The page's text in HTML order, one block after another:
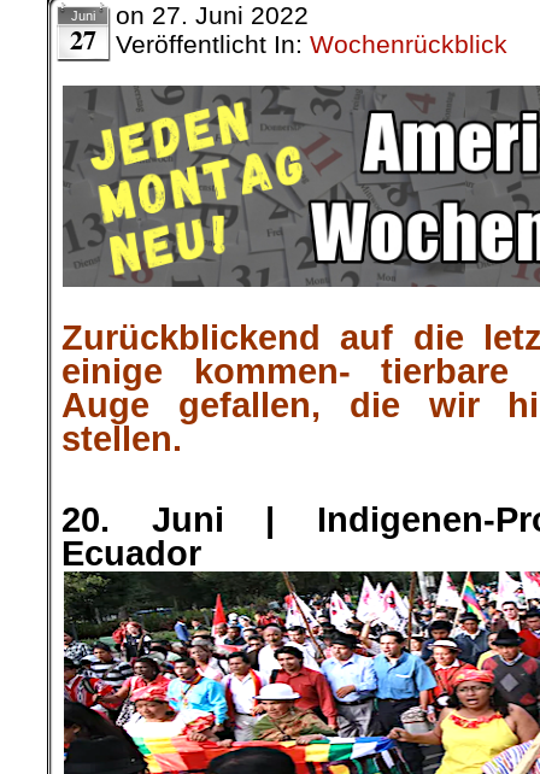
Juni
27
on 27. Juni 2022
Veröffentlicht In: Wochenrückblick
Zurückblickend auf die
einige kommen- tierbare
Auge gefallen, die wir
stellen.
20. Juni | Indigenen-
Ecuador